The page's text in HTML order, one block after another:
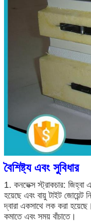
আমরা
বৈশিষ্ট্য এবং সুবিধার
1. কনভেক্স স্ট্রাকচার: জিহ্বা
হয়েছে এবং বায়ু টাইট জোয়েন্ট
দ্বারা একসাথে লক করা হয়েছে।
কমাতে এবং সময় বাঁচাতে।